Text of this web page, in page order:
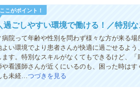
ここがポイント！
過ごしやすい環境で働ける！／特別
院って年齢や性別を問わず様々な方が来る
よい環境でより患者さんが快適に過ごせるよ
ます。特別なスキルがなくてもできるけど、
や看護師さんが近くにいるのも、困った時は
も未経…つづきを見る